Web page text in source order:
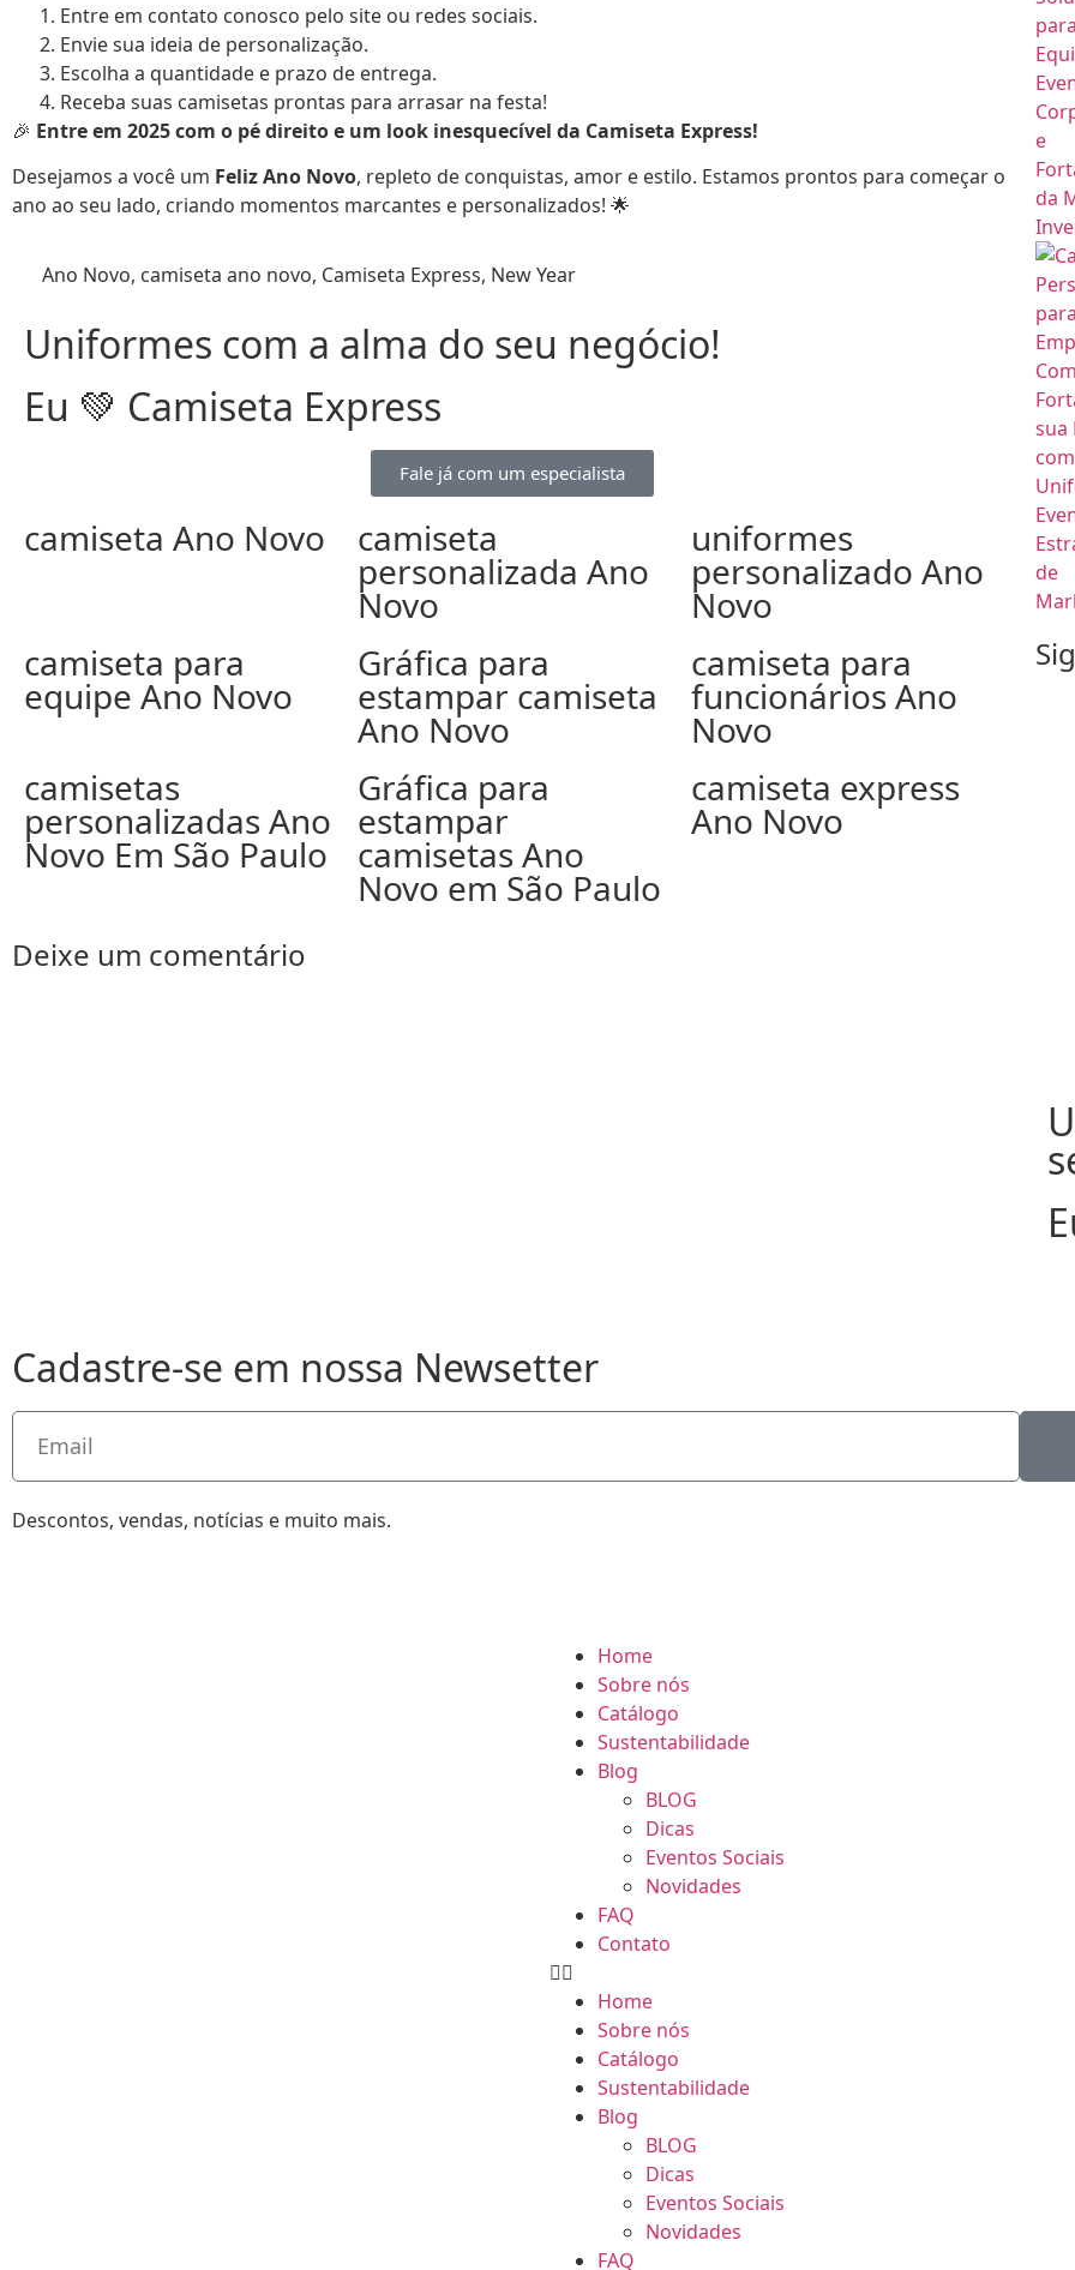
Entre em contato conosco pelo site ou redes sociais.
Envie sua ideia de personalização.
Escolha a quantidade e prazo de entrega.
Receba suas camisetas prontas para arrasar na festa!
🎉 Entre em 2025 com o pé direito e um look inesquecível da Camiseta Express!
Desejamos a você um Feliz Ano Novo, repleto de conquistas, amor e estilo. Estamos prontos para começar o
ano ao seu lado, criando momentos marcantes e personalizados! 🌟
Ano Novo, camiseta ano novo, Camiseta Express, New Year
Uniformes com a alma do seu negócio!​
Eu 💚 Camiseta Express
Fale já com um especialista
camiseta Ano Novo camiseta
personalizada Ano
Novo
uniformes
personalizado Ano
Novo
camiseta para
equipe Ano Novo
Gráfica para
estampar camiseta
Ano Novo
camiseta para
funcionários Ano
Novo
camisetas
personalizadas Ano
Novo Em São Paulo
Gráfica para
estampar
camisetas Ano
Novo em São Paulo
camiseta express
Ano Novo
Deixe um comentário
Cadastre-se em nossa Newsetter
Descontos, vendas, notícias e muito mais.
Home
Sobre nós
Catálogo
Sustentabilidade
Blog
BLOG
Dicas
Eventos Sociais
Novidades
FAQ
Contato
Home
Sobre nós
Catálogo
Sustentabilidade
Blog
BLOG
Dicas
Eventos Sociais
Novidades
FAQ